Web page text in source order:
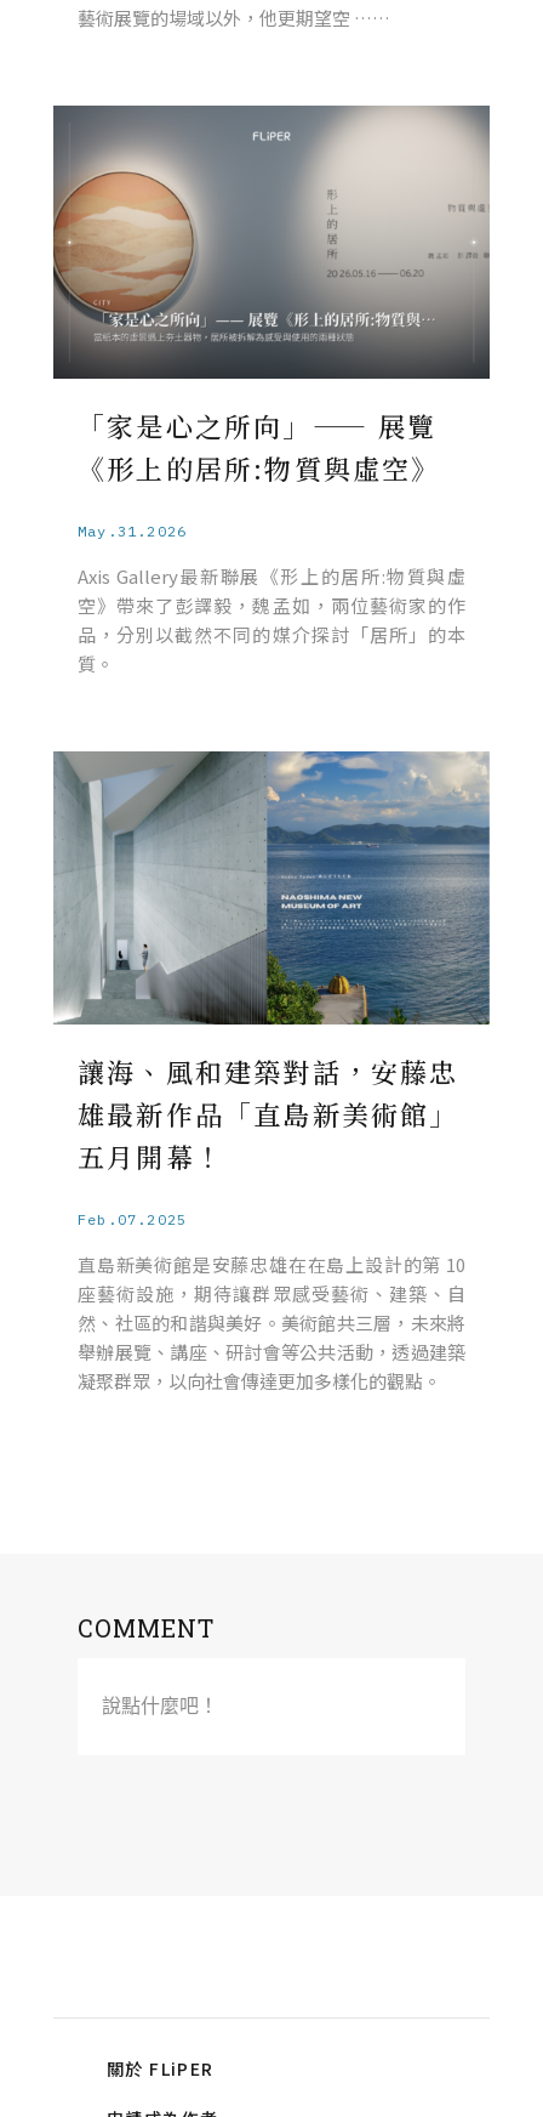
藝術展覽的場域以外，他更期望空 ……
「家是心之所向」—— 展覽
《形上的居所:物質與虛空》
May.31.2026
Axis Gallery最新聯展《形上的居所:物質與虛
空》帶來了彭譯毅，魏孟如，兩位藝術家的作
品，分別以截然不同的媒介探討「居所」的本
質。
讓海、風和建築對話，安藤忠
雄最新作品「直島新美術館」
五月開幕！
Feb.07.2025
直島新美術館是安藤忠雄在在島上設計的第 10
座藝術設施，期待讓群眾感受藝術、建築、自
然、社區的和諧與美好。美術館共三層，未來將
舉辦展覽、講座、研討會等公共活動，透過建築
凝聚群眾，以向社會傳達更加多樣化的觀點。
COMMENT
說點什麼吧！
關於 FLiPER